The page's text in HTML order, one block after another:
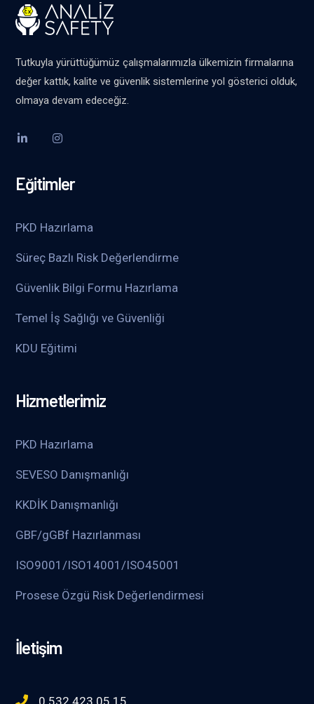
Tutkuyla yürüttüğümüz çalışmalarımızla ülkemizin firmalarına
değer kattık, kalite ve güvenlik sistemlerine yol gösterici olduk,
olmaya devam edeceğiz.
Eğitimler
PKD Hazırlama
Süreç Bazlı Risk Değerlendirme
Güvenlik Bilgi Formu Hazırlama
Temel İş Sağlığı ve Güvenliği
KDU Eğitimi
Hizmetlerimiz
PKD Hazırlama
SEVESO Danışmanlığı
KKDİK Danışmanlığı
GBF/gGBf Hazırlanması
ISO9001/ISO14001/ISO45001
Prosese Özgü Risk Değerlendirmesi
İletişim